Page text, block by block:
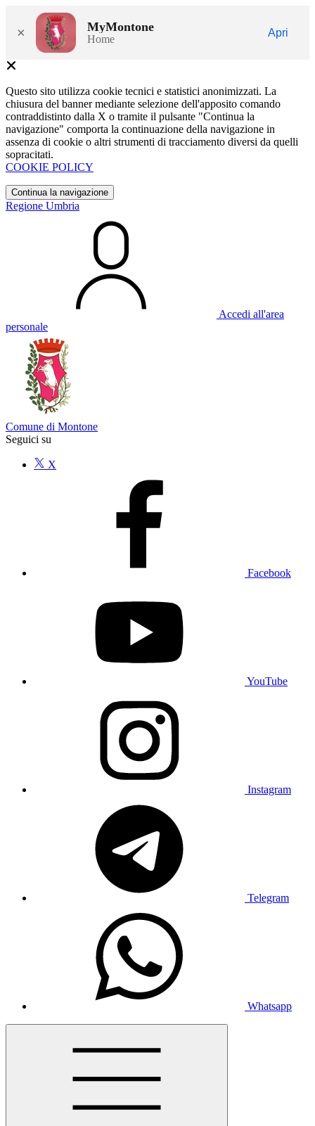
× MyMontone
Home
Apri
Questo sito utilizza cookie tecnici e statistici anonimizzati. La
chiusura del banner mediante selezione dell'apposito comando
contraddistinto dalla X o tramite il pulsante "Continua la
navigazione" comporta la continuazione della navigazione in
assenza di cookie o altri strumenti di tracciamento diversi da quelli
sopracitati.
COOKIE POLICY
Continua la navigazione
Regione Umbria
Accedi all'area
personale
Comune di Montone
Seguici su
X
Facebook
YouTube
Instagram
Telegram
Whatsapp